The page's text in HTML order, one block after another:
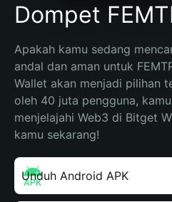
Dompet
Apakah kamu sedang
andal dan aman untuk
Wallet akan menjadi pilihan
oleh 40 juta pengguna,
menjelajahi Web3 di Bitget
kamu sekarang!
Unduh Android APK